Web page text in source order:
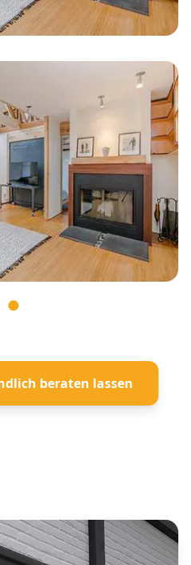
beraten lassen